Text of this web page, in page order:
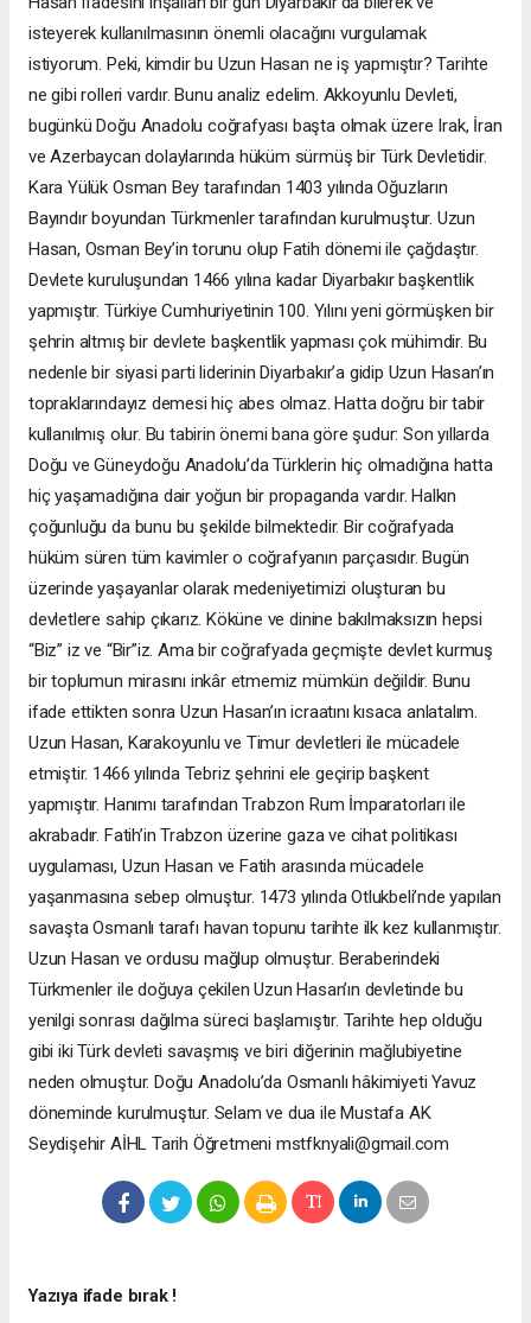
isteyerek kullanılmasının önemli olacağını vurgulamak
istiyorum. Peki, kimdir bu Uzun Hasan ne iş yapmıştır? Tarihte
ne gibi rolleri vardır. Bunu analiz edelim. Akkoyunlu Devleti,
bugünkü Doğu Anadolu coğrafyası başta olmak üzere Irak, İran
ve Azerbaycan dolaylarında hüküm sürmüş bir Türk Devletidir.
Kara Yülük Osman Bey tarafından 1403 yılında Oğuzların
Bayındır boyundan Türkmenler tarafından kurulmuştur. Uzun
Hasan, Osman Bey’in torunu olup Fatih dönemi ile çağdaştır.
Devlete kuruluşundan 1466 yılına kadar Diyarbakır başkentlik
yapmıştır. Türkiye Cumhuriyetinin 100. Yılını yeni görmüşken bir
şehrin altmış bir devlete başkentlik yapması çok mühimdir. Bu
nedenle bir siyasi parti liderinin Diyarbakır’a gidip Uzun Hasan’ın
topraklarındayız demesi hiç abes olmaz. Hatta doğru bir tabir
kullanılmış olur. Bu tabirin önemi bana göre şudur: Son yıllarda
Doğu ve Güneydoğu Anadolu’da Türklerin hiç olmadığına hatta
hiç yaşamadığına dair yoğun bir propaganda vardır. Halkın
çoğunluğu da bunu bu şekilde bilmektedir. Bir coğrafyada
hüküm süren tüm kavimler o coğrafyanın parçasıdır. Bugün
üzerinde yaşayanlar olarak medeniyetimizi oluşturan bu
devletlere sahip çıkarız. Köküne ve dinine bakılmaksızın hepsi
“Biz” iz ve “Bir”iz. Ama bir coğrafyada geçmişte devlet kurmuş
bir toplumun mirasını inkâr etmemiz mümkün değildir. Bunu
ifade ettikten sonra Uzun Hasan’ın icraatını kısaca anlatalım.
Uzun Hasan, Karakoyunlu ve Timur devletleri ile mücadele
etmiştir. 1466 yılında Tebriz şehrini ele geçirip başkent
yapmıştır. Hanımı tarafından Trabzon Rum İmparatorları ile
akrabadır. Fatih’in Trabzon üzerine gaza ve cihat politikası
uygulaması, Uzun Hasan ve Fatih arasında mücadele
yaşanmasına sebep olmuştur. 1473 yılında Otlukbeli’nde yapılan
savaşta Osmanlı tarafı havan topunu tarihte ilk kez kullanmıştır.
Uzun Hasan ve ordusu mağlup olmuştur. Beraberindeki
Türkmenler ile doğuya çekilen Uzun Hasan’ın devletinde bu
yenilgi sonrası dağılma süreci başlamıştır. Tarihte hep olduğu
gibi iki Türk devleti savaşmış ve biri diğerinin mağlubiyetine
neden olmuştur. Doğu Anadolu’da Osmanlı hâkimiyeti Yavuz
döneminde kurulmuştur. Selam ve dua ile Mustafa AK
Seydişehir AİHL Tarih Öğretmeni mstfknyali@gmail.com
Yazıya ifade bırak !